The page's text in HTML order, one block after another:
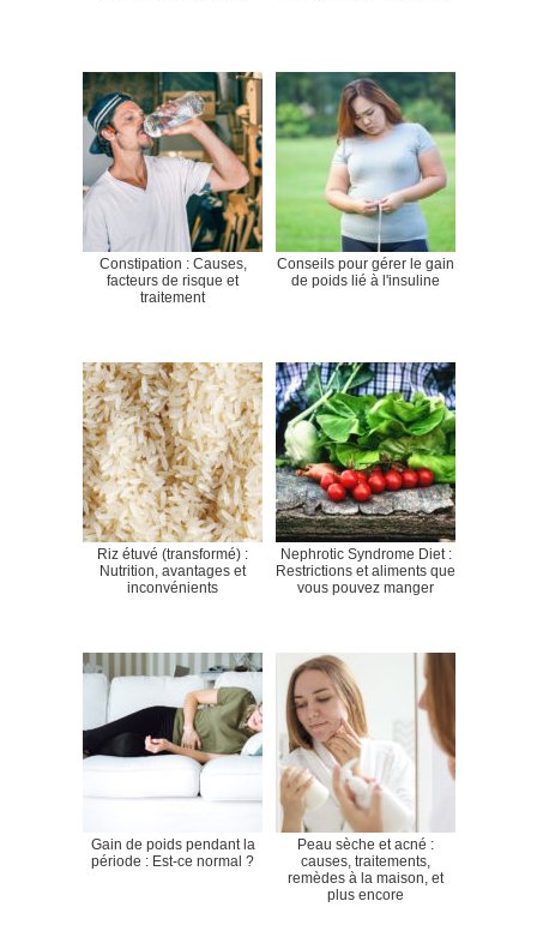
Constipation : Causes,
facteurs de risque et
traitement
Conseils pour gérer le gain
de poids lié à l'insuline
Riz étuvé (transformé) :
Nutrition, avantages et
inconvénients
Nephrotic Syndrome Diet :
Restrictions et aliments que
vous pouvez manger
Gain de poids pendant la
période : Est-ce normal ?
Peau sèche et acné :
causes, traitements,
remèdes à la maison, et
plus encore